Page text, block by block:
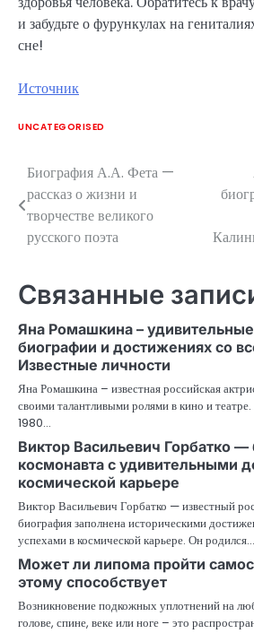
и забудьте о фурункулах на
сне!
Источник
UNCATEGORISED
Навигация
по
записям
Биография А.А. Фета —
рассказ о жизни и
творчестве великого
русского поэта
Связанные
Яна Ромашкина –
биографии и достижениях со
Известные личности
Яна Ромашкина – известная российская
своими талантливыми ролями в кино и
1980…
Виктор Васильевич Горбатко —
космонавта с удивительными
космической карьере
Виктор Васильевич Горбатко — известный
биография заполнена историческими
успехами в космической карьере. Он родился…
Может ли липома пройти
этому способствует
Возникновение подкожных уплотнений на
голове, спине, веке или ноге – это